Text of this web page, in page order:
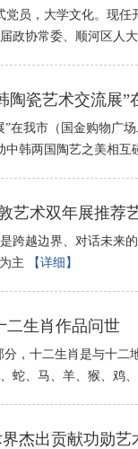
党员，大学文化。现任
政协常委、顺河区人
瓷艺术交流展”
在我市（国金购物广
中韩两国陶艺之美相互
艺术双年展推荐
跨越边界、对话未来
主
【详细】
二生肖作品问世
，十二生肖是与十二
蛇、马、羊、猴、鸡
杰出贡献功勋艺